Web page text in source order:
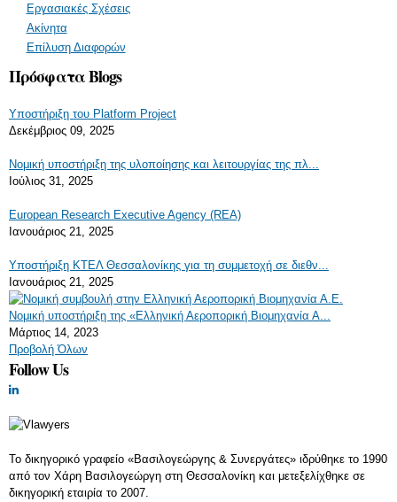
Εργασιακές Σχέσεις
Ακίνητα
Επίλυση Διαφορών
Πρόσφατα Blogs
Υποστήριξη του Platform Project
Δεκέμβριος 09, 2025
Νομική υποστήριξη της υλοποίησης και λειτουργίας της πλ...
Ιούλιος 31, 2025
European Research Executive Agency (REA)
Ιανουάριος 21, 2025
Υποστήριξη ΚΤΕΛ Θεσσαλονίκης για τη συμμετοχή σε διεθν...
Ιανουάριος 21, 2025
Νομική υποστήριξη της «Ελληνική Αεροπορική Βιομηχανία Α...
Μάρτιος 14, 2023
Προβολή Όλων
Follow Us
Το δικηγορικό γραφείο «Βασιλογεώργης & Συνεργάτες» ιδρύθηκε το 1990
από τον Χάρη Βασιλογεώργη στη Θεσσαλονίκη και μετεξελίχθηκε σε
δικηγορική εταιρία το 2007.